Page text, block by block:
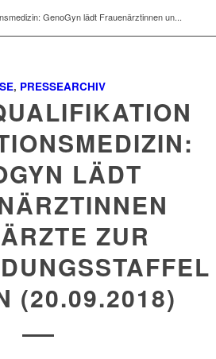
GenoGyn lädt Frauenärztinnen un...
, PRESSEARCHIV
LÄDT
ZUR
(20.09.2018)